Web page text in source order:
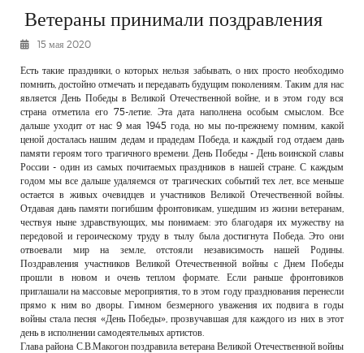
К СВЕДЕНИЮ
КОНКУРСЫ
РЕКЛАМОДАТЕЛЯМ
ОБЪЯВЛЕНИЯ
КОНТАКТЫ
Ветераны принимали поздравления
15 мая 2020
Есть такие праздники, о которых нельзя забывать, о них просто необходимо
помнить, достойно отмечать и передавать будущим поколениям. Таким для нас
является День Победы в Великой Отечественной войне, и в этом году вся
страна отметила его 75-летие. Эта дата наполнена особым смыслом. Все
дальше уходит от нас 9 мая 1945 года, но мы по-прежнему помним, какой
ценой досталась нашим дедам и прадедам Победа, и каждый год отдаем дань
памяти героям того трагичного времени. День Победы - День воинской славы
России - один из самых почитаемых праздников в нашей стране. С каждым
годом мы все дальше удаляемся от трагических событий тех лет, все меньше
остается в живых очевидцев и участников Великой Отечественной войны.
Отдавая дань памяти погибшим фронтовикам, ушедшим из жизни ветеранам,
чествуя ныне здравствующих, мы понимаем: это благодаря их мужеству на
передовой и героическому труду в тылу была достигнута Победа. Это они
отвоевали мир на земле, отстояли независимость нашей Родины.
Поздравления участников Великой Отечественной войны с Днем Победы
прошли в новом и очень теплом формате. Если раньше фронтовиков
приглашали на массовые мероприятия, то в этом году празднования перенесли
прямо к ним во дворы. Гимном безмерного уважения их подвига в годы
войны стала песня «День Победы», прозвучавшая для каждого из них в этот
день в исполнении самодеятельных артистов.
Глава района С.В.Макогон поздравила ветерана Великой Отечественной войны